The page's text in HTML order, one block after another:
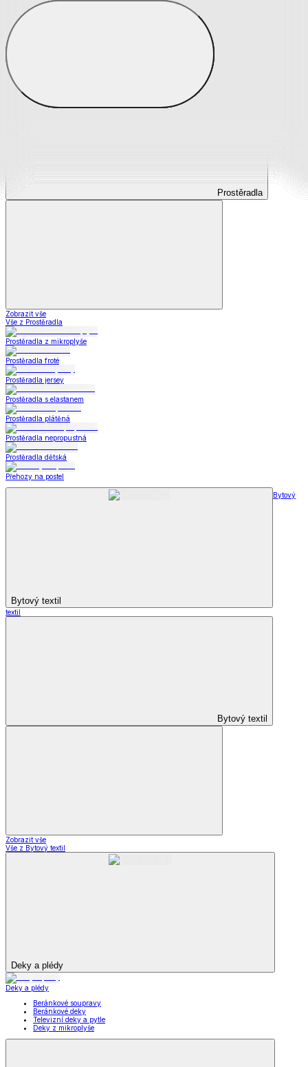
Prostěradla
Prostěradla
Zobrazit vše
Vše z Prostěradla
Prostěradla z mikroplyše
Prostěradla froté
Prostěradla jersey
Prostěradla s elastanem
Prostěradla plátěná
Prostěradla nepropustná
Prostěradla dětská
Přehozy na postel
Bytový textil
Bytový
textil
Bytový textil
Zobrazit vše
Vše z Bytový textil
Deky a plédy
Deky a plédy
Beránkové soupravy
Beránkové deky
Televizní deky a pytle
Deky z mikroplyše